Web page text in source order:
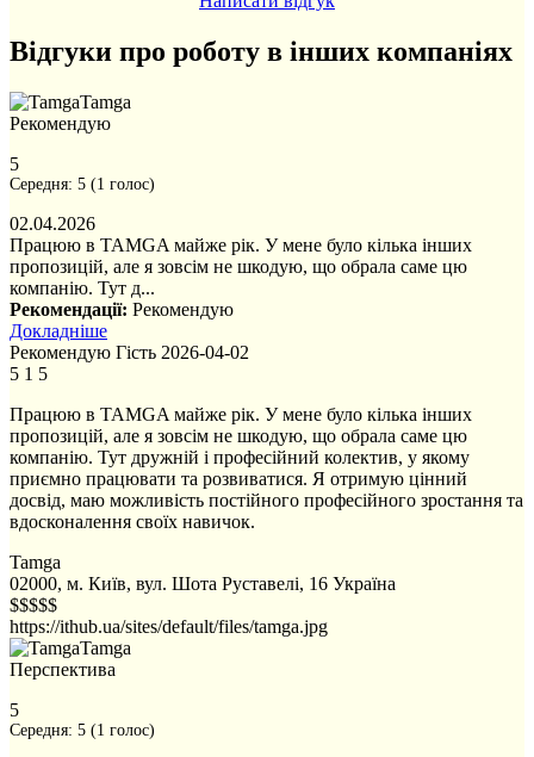
Відгуки про роботу в інших компаніях
Tamga
Рекомендую
5
Середня: 5 (1 голос)
02.04.2026
Працюю в TAMGA майже рік. У мене було кілька інших
пропозицій, але я зовсім не шкодую, що обрала саме цю
компанію. Тут д...
Рекомендації: Рекомендую
Докладніше
Рекомендую Гість 2026-04-02
5 1 5
Працюю в TAMGA майже рік. У мене було кілька інших
пропозицій, але я зовсім не шкодую, що обрала саме цю
компанію. Тут дружній і професійний колектив, у якому
приємно працювати та розвиватися. Я отримую цінний
досвід, маю можливість постійного професійного зростання та
вдосконалення своїх навичок.
Tamga
02000, м. Київ, вул. Шота Руставелі, 16 Україна
$$$$$
https://ithub.ua/sites/default/files/tamga.jpg
Tamga
Перспектива
5
Середня: 5 (1 голос)